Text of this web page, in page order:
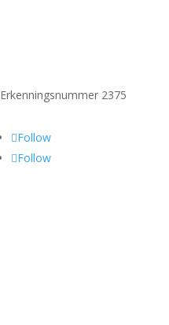
Erkenningsnummer 2375
Follow
Follow